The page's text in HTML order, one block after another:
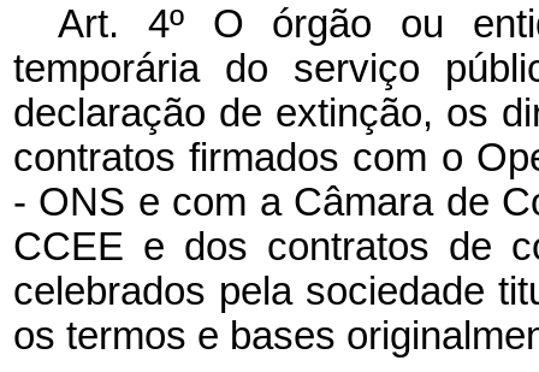
Art. 4º O órgão ou
temporária do serviço
declaração de extinção, os
contratos firmados com o
- ONS e com a Câmara de
CCEE e dos contratos de
celebrados pela sociedade
os termos e bases